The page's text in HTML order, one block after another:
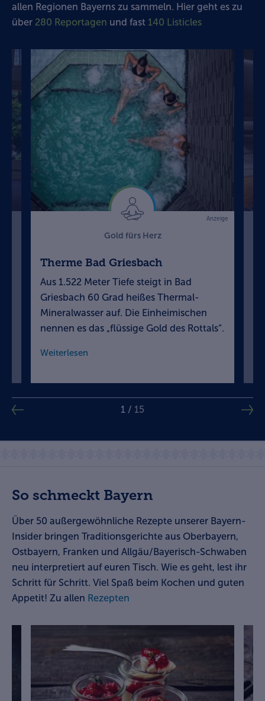
allen Regionen Bayerns zu sammeln. Hier geht es zu
über 280 Reportagen und fast 140 Listicles
Anzeige
Gold fürs Herz
Therme Bad Griesbach
Aus 1.522 Meter Tiefe steigt in Bad
Griesbach 60 Grad heißes Thermal-
Mineralwasser auf. Die Einheimischen
nennen es das „flüssige Gold des Rottals“.
Weiterlesen
1 / 15
So schmeckt Bayern
Über 50 außergewöhnliche Rezepte unserer Bayern-
Insider bringen Traditionsgerichte aus Oberbayern,
Ostbayern, Franken und Allgäu/Bayerisch-Schwaben
neu interpretiert auf euren Tisch. Wie es geht, lest ihr
Schritt für Schritt. Viel Spaß beim Kochen und guten
Appetit! Zu allen Rezepten